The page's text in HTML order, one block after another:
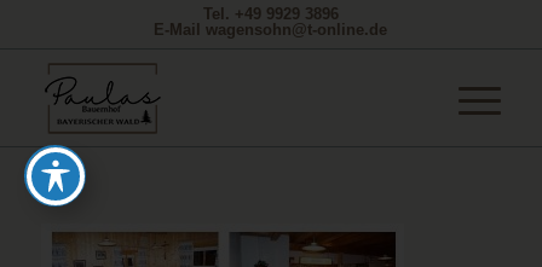
Tel. +49 9929 3896
E-Mail wagensohn@t-online.de